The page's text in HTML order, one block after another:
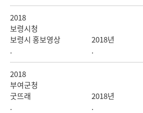
2018
보령시청
보령시 홍보영상
2018년
.
.
2018
부여군청
굿뜨래
2018년
.
.